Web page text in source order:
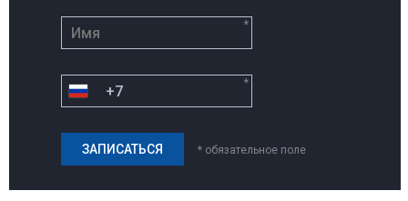
*
*
* обязательное поле